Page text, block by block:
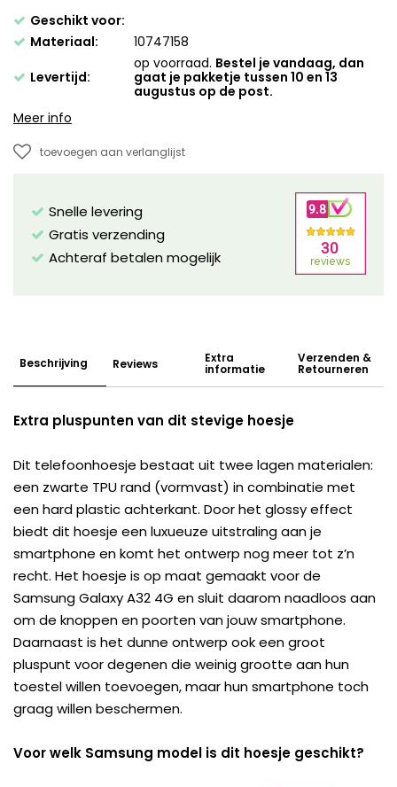
Geschikt voor:
Materiaal:
10747158
Levertijd:
op voorraad. Bestel je vandaag, dan
gaat je pakketje tussen 10 en 13
augustus op de post.
Meer info
toevoegen aan verlanglijst
Snelle levering
Gratis verzending
Achteraf betalen mogelijk
Beschrijving Reviews Extra
informatie
Verzenden &
Retourneren
Extra pluspunten van dit stevige hoesje
Dit telefoonhoesje bestaat uit twee lagen materialen:
een zwarte TPU rand (vormvast) in combinatie met
een hard plastic achterkant. Door het glossy effect
biedt dit hoesje een luxueuze uitstraling aan je
smartphone en komt het ontwerp nog meer tot z’n
recht. Het hoesje is op maat gemaakt voor de
Samsung Galaxy A32 4G en sluit daarom naadloos aan
om de knoppen en poorten van jouw smartphone.
Daarnaast is het dunne ontwerp ook een groot
pluspunt voor degenen die weinig grootte aan hun
toestel willen toevoegen, maar hun smartphone toch
graag willen beschermen.
Voor welk Samsung model is dit hoesje geschikt?